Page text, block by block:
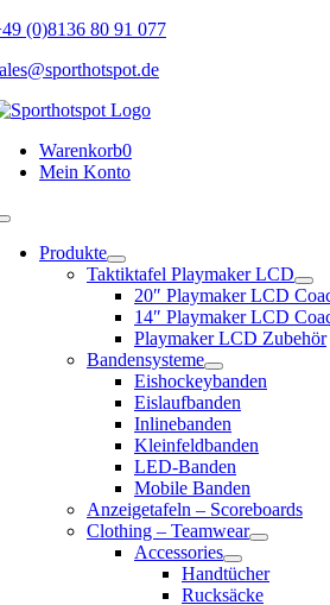
Skip
content
(0)8136 80 91 077
Warenkorb0
Mein Konto
Toggle
NavigationProdukte
Taktiktafel Playmaker LCD
20″ Playmaker LCD
14″ Playmaker LCD
Playmaker LCD Zubehör
Bandensysteme
Eishockeybanden
Eislaufbanden
Inlinebanden
Kleinfeldbanden
LED-Banden
Mobile Banden
Anzeigetafeln – Scoreboards
Clothing – Teamwear
Accessories
Handtücher
Rucksäcke